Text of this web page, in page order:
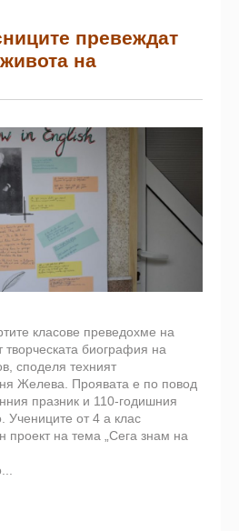
превеждат
на
класове преведохме на
творческата биография на
споделя техният
Желева. Проявата е по повод
празник и 110-годишния
от 4 а клас
проект на тема „Сега знам на